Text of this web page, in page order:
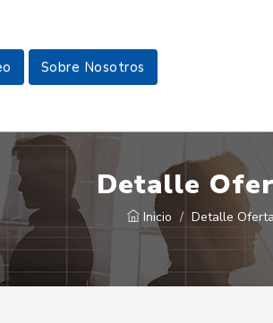
Sobre Nosotros
Detalle
Inicio Detalle Oferta